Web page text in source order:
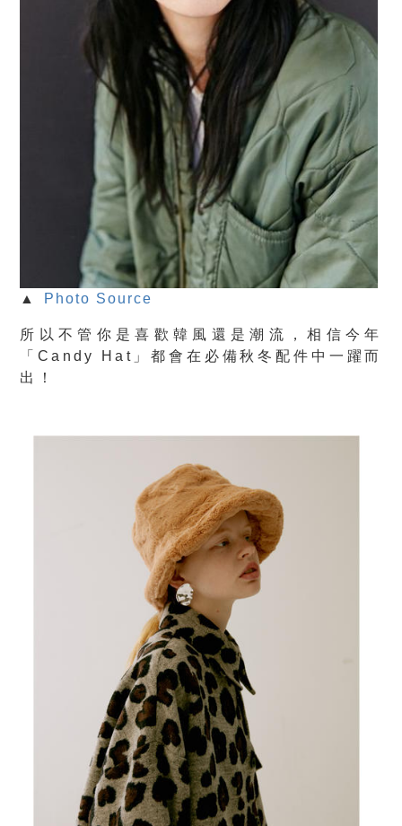
▲ Photo Source
所以不管你是喜歡韓風還是潮流，相信今年
「Candy Hat」都會在必備秋冬配件中一躍而
出！